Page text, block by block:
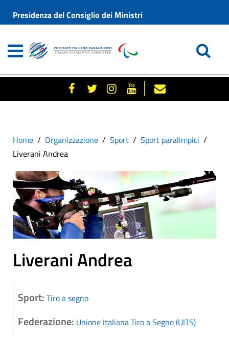
Presidenza del Consiglio dei Ministri
Home Organizzazione Sport
Sport paralimpici
Liverani Andrea
Liverani Andrea
Sport: Tiro a segno
Federazione: Unione Italiana Tiro a Segno (UITS)